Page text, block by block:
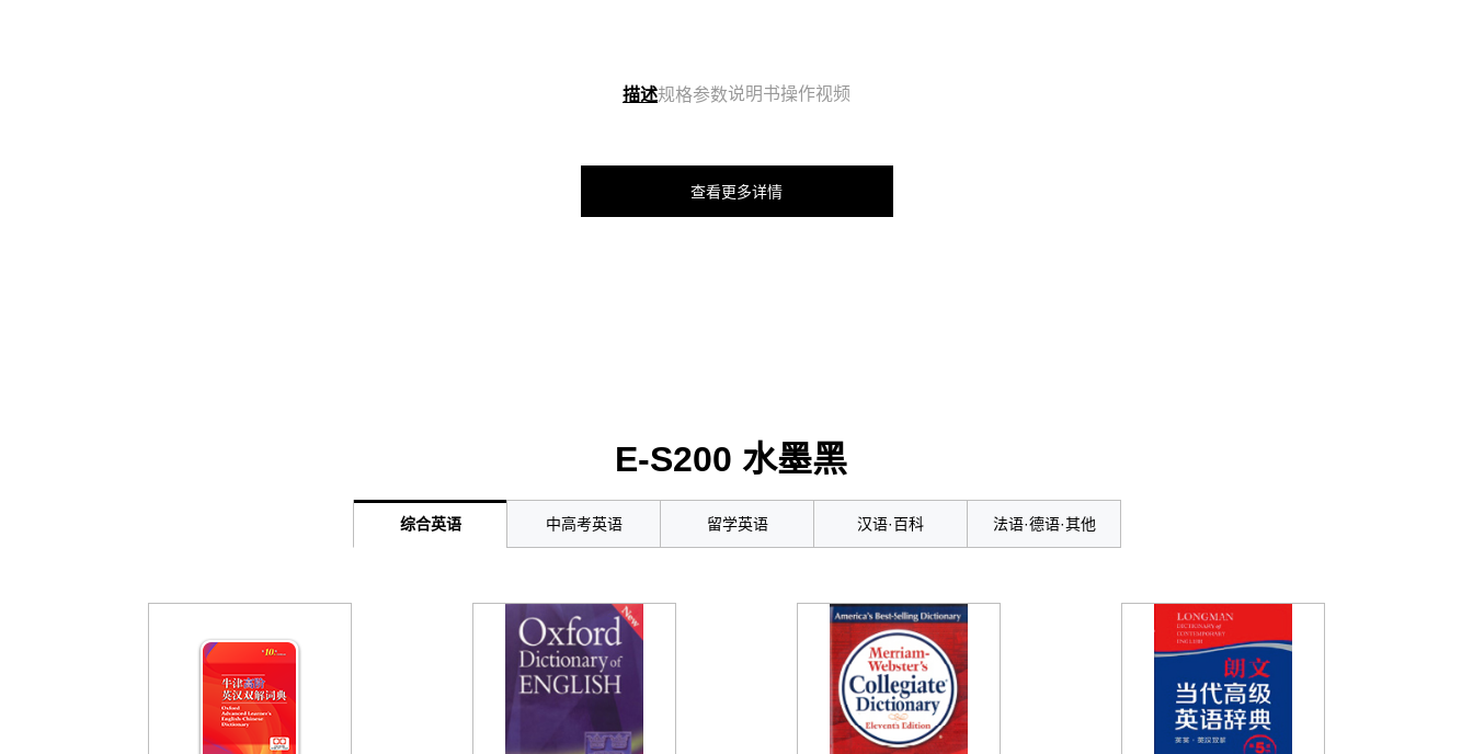
描述规格参数说明书操作视频
查看更多详情
E-S200 水墨黑
综合英语 中高考英语 留学英语 汉语·百科 法语·德语·其他